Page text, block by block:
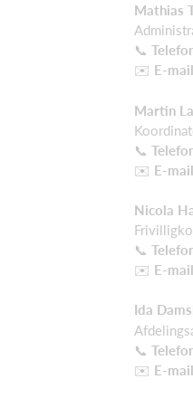
Mathias
📞
✉️ E-
Martin
📞
✉️ E-
Nicola
📞
✉️ E-
Ida
📞
✉️ E-